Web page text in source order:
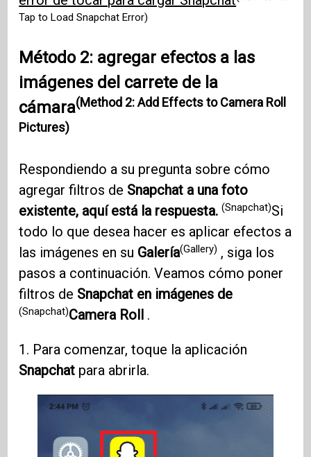
Tap to Load Snapchat Error)
Método 2: agregar efectos a las
imágenes del carrete de la
cámara(Method 2: Add Effects to Camera Roll
Pictures)
Respondiendo a su pregunta sobre cómo
agregar filtros de Snapchat a una foto
existente, aquí está la respuesta.(Snapchat)Si
todo lo que desea hacer es aplicar efectos a
las imágenes en su Galería(Gallery) , siga los
pasos a continuación. Veamos cómo poner
filtros de Snapchat en imágenes de
(Snapchat)Camera Roll .
1. Para comenzar, toque la aplicación
Snapchat para abrirla.